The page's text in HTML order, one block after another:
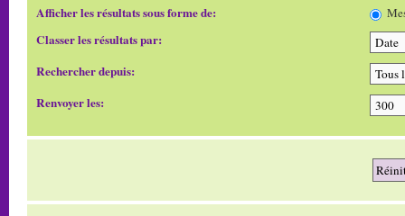
Afficher les résultats sous forme de:
Classer les résultats par:
Rechercher depuis:
Renvoyer les: